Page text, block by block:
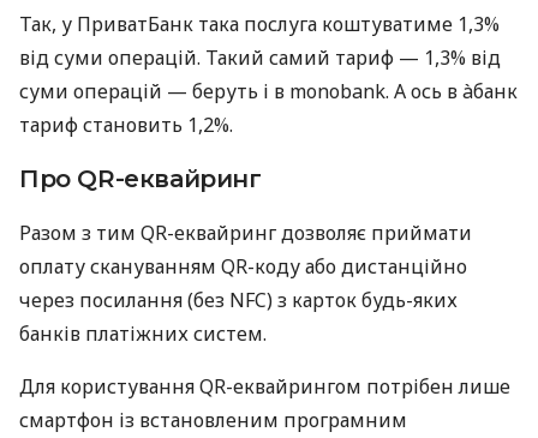
Так, у ПриватБанк така послуга коштуватиме 1,3%
від суми операцій. Такий самий тариф — 1,3% від
суми операцій — беруть і в monobank. А ось в àбанк
тариф становить 1,2%.
Про QR-еквайринг
Разом з тим QR-еквайринг дозволяє приймати
оплату скануванням QR-коду або дистанційно
через посилання (без NFC) з карток будь-яких
банків платіжних систем.
Для користування QR-еквайрингом потрібен лише
смартфон із встановленим програмним